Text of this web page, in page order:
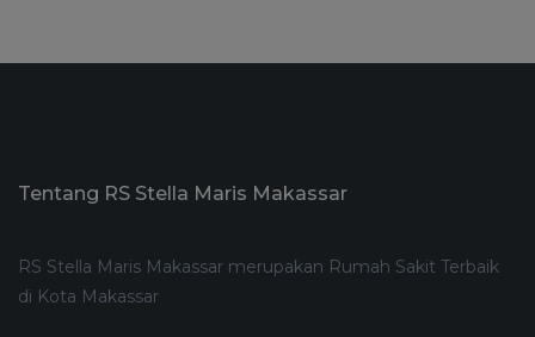
Tentang RS Stella Maris Makassar
RS Stella Maris Makassar merupakan Rumah Sakit Terbaik
di Kota Makassar